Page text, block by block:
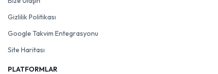
Gizlilik Politikası
Google Takvim Entegrasyonu
Site Haritası
PLATFORMLAR